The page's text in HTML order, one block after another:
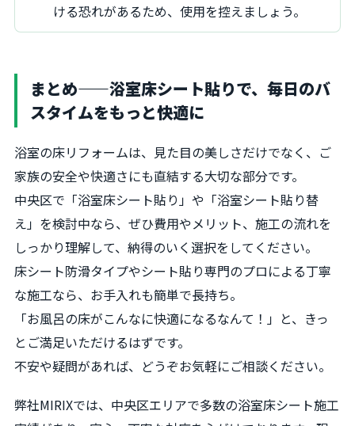
ける恐れがあるため、使用を控えましょう。
まとめ——浴室床シート貼りで、毎日のバ
スタイムをもっと快適に
浴室の床リフォームは、見た目の美しさだけでなく、ご
家族の安全や快適さにも直結する大切な部分です。
中央区で「浴室床シート貼り」や「浴室シート貼り替
え」を検討中なら、ぜひ費用やメリット、施工の流れを
しっかり理解して、納得のいく選択をしてください。
床シート防滑タイプやシート貼り専門のプロによる丁寧
な施工なら、お手入れも簡単で長持ち。
「お風呂の床がこんなに快適になるなんて！」と、きっ
とご満足いただけるはずです。
不安や疑問があれば、どうぞお気軽にご相談ください。
弊社MIRIXでは、中央区エリアで多数の浴室床シート施工